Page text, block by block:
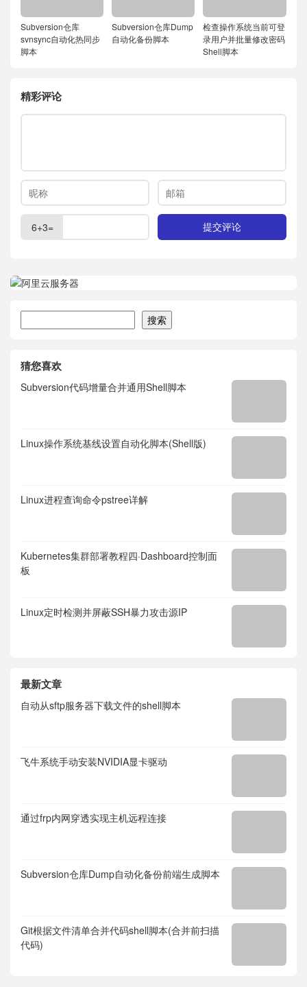
Subversion仓库
svnsync自动化热同步
脚本
Subversion仓库Dump
自动化备份脚本
检查操作系统当前可登
录用户并批量修改密码
Shell脚本
精彩评论
6+3=
搜索
猜您喜欢
Subversion代码增量合并通用Shell脚本
Linux操作系统基线设置自动化脚本(Shell版)
Linux进程查询命令pstree详解
Kubernetes集群部署教程四·Dashboard控制面
板
Linux定时检测并屏蔽SSH暴力攻击源IP
最新文章
自动从sftp服务器下载文件的shell脚本
飞牛系统手动安装NVIDIA显卡驱动
通过frp内网穿透实现主机远程连接
Subversion仓库Dump自动化备份前端生成脚本
Git根据文件清单合并代码shell脚本(合并前扫描
代码)